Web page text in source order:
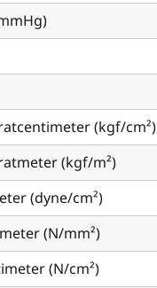
(kgf/cm²)
(kgf/m²)
(dyne/cm²)
(N/mm²)
(N/cm²)